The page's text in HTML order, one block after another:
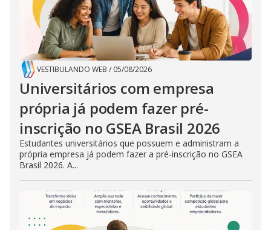
VESTIBULANDO WEB / 05/08/2026
Universitários com empresa
própria já podem fazer pré-
inscrição no GSEA Brasil 2026
Estudantes universitários que possuem e administram a
própria empresa já podem fazer a pré-inscrição no GSEA
Brasil 2026. A...